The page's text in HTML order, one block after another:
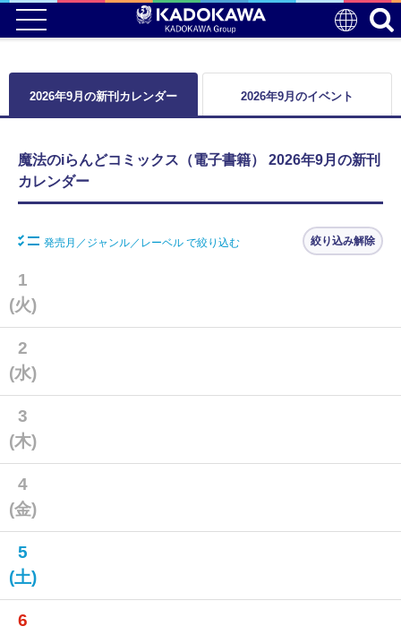
2026年9月の新刊カレンダー 2026年9月のイベント
魔法のiらんどコミックス（電子書籍） 2026年9月の新刊
カレンダー
発売月／ジャンル／レーベル で絞り込む 絞り込み解除
1
(火)
2
(水)
3
(木)
4
(金)
5
(土)
6